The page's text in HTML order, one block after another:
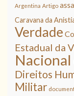
Argentina Artigo
Caravana da
Verdade
Estadual da
Nacional
Direitos
Militar